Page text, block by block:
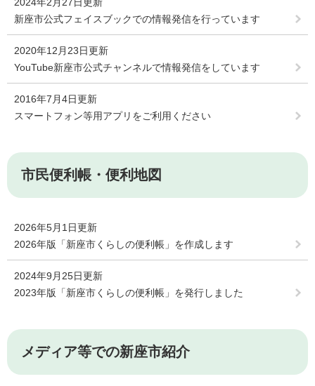
新座市公式フェイスブックでの情報発信を行っています
2020年12月23日更新
YouTube新座市公式チャンネルで情報発信をしています
2016年7月4日更新
スマートフォン等用アプリをご利用ください
市民便利帳・便利地図
2026年5月1日更新
2026年版「新座市くらしの便利帳」を作成します
2024年9月25日更新
2023年版「新座市くらしの便利帳」を発行しました
メディア等での新座市紹介